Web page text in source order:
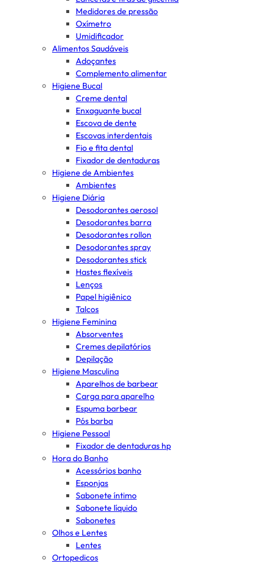
Medidores de pressão
Oxímetro
Umidificador
Alimentos Saudáveis
Adoçantes
Complemento alimentar
Higiene Bucal
Creme dental
Enxaguante bucal
Escova de dente
Escovas interdentais
Fio e fita dental
Fixador de dentaduras
Higiene de Ambientes
Ambientes
Higiene Diária
Desodorantes aerosol
Desodorantes barra
Desodorantes rollon
Desodorantes spray
Desodorantes stick
Hastes flexíveis
Lenços
Papel higiênico
Talcos
Higiene Feminina
Absorventes
Cremes depilatórios
Depilação
Higiene Masculina
Aparelhos de barbear
Carga para aparelho
Espuma barbear
Pós barba
Higiene Pessoal
Fixador de dentaduras hp
Hora do Banho
Acessórios banho
Esponjas
Sabonete íntimo
Sabonete líquido
Sabonetes
Olhos e Lentes
Lentes
Ortopedicos